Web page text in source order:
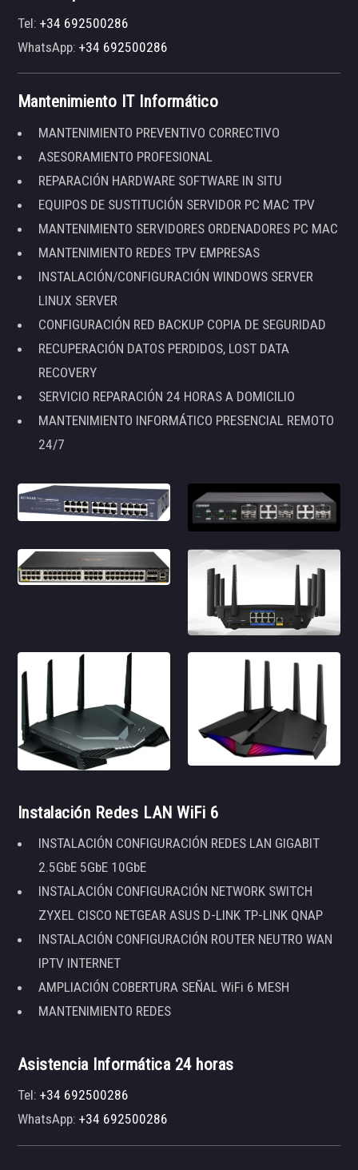
Tel:+34 692500286
WhatsApp:+34 692500286
Mantenimiento IT Informático
MANTENIMIENTO PREVENTIVO CORRECTIVO
ASESORAMIENTO PROFESIONAL
REPARACIÓN HARDWARE SOFTWARE IN SITU
EQUIPOS DE SUSTITUCIÓN SERVIDOR PC MAC TPV
MANTENIMIENTO SERVIDORES ORDENADORES PC MAC
MANTENIMIENTO REDES TPV EMPRESAS
INSTALACIÓN/CONFIGURACIÓN WINDOWS SERVER
LINUX SERVER
CONFIGURACIÓN RED BACKUP COPIA DE SEGURIDAD
RECUPERACIÓN DATOS PERDIDOS, LOST DATA
RECOVERY
SERVICIO REPARACIÓN 24 HORAS A DOMICILIO
MANTENIMIENTO INFORMÁTICO PRESENCIAL REMOTO
24/7
Instalación Redes LAN WiFi 6
INSTALACIÓN CONFIGURACIÓN REDES LAN GIGABIT
2.5GbE 5GbE 10GbE
INSTALACIÓN CONFIGURACIÓN NETWORK SWITCH
ZYXEL CISCO NETGEAR ASUS D-LINK TP-LINK QNAP
INSTALACIÓN CONFIGURACIÓN ROUTER NEUTRO WAN
IPTV INTERNET
AMPLIACIÓN COBERTURA SEÑAL WiFi 6 MESH
MANTENIMIENTO REDES
Asistencia Informática 24 horas
Tel:+34 692500286
WhatsApp:+34 692500286